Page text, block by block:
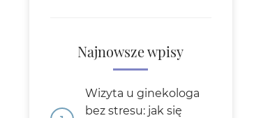
Najnowsze wpisy
Wizyta u ginekologa
bez stresu: jak się